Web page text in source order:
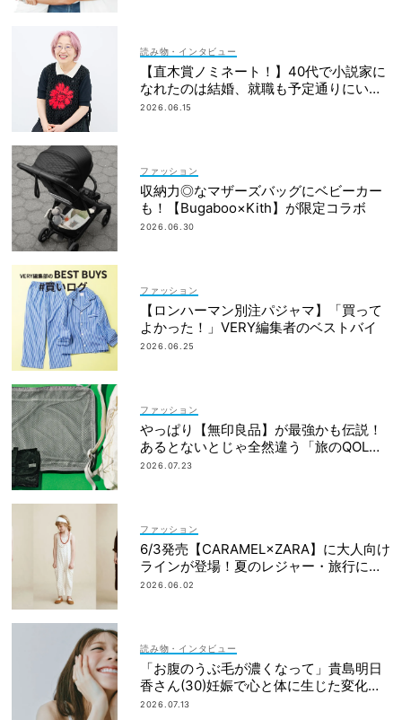
読み物・インタビュー
【直木賞ノミネート！】40代で小説家に
なれたのは結婚、就職も予定通りにいか
なかったから｜朝倉かすみさん
2026.06.15
ファッション
収納力◎なマザーズバッグにベビーカー
も！【Bugaboo×Kith】が限定コラボ
2026.06.30
ファッション
【ロンハーマン別注パジャマ】「買って
よかった！」VERY編集者のベストバイ
2026.06.25
ファッション
やっぱり【無印良品】が最強かも伝説！
あるとないとじゃ全然違う「旅のQOL爆
上げアイテム」
2026.07.23
ファッション
6/3発売【CARAMEL×ZARA】に大人向け
ラインが登場！夏のレジャー・旅行にも
おすすめ
2026.06.02
読み物・インタビュー
「お腹のうぶ毛が濃くなって」貴島明日
香さん(30)妊娠で心と体に生じた変化も
「愛しいです」
2026.07.13